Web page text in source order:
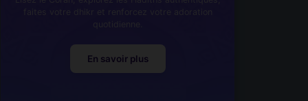
En savoir plus